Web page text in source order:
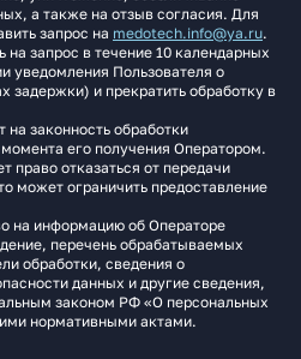
а также на отзыв согласия. Для
запрос на medotech.info@ya.ru.
на запрос в течение 10 календарных
уведомления Пользователя о
задержки) и прекратить обработку в
на законность обработки
его получения Оператором.
право отказаться от передачи
может ограничить предоставление
на информацию об Операторе
перечень обрабатываемых
обработки, сведения о
данных и другие сведения,
законом РФ «О персональных
нормативными актами.